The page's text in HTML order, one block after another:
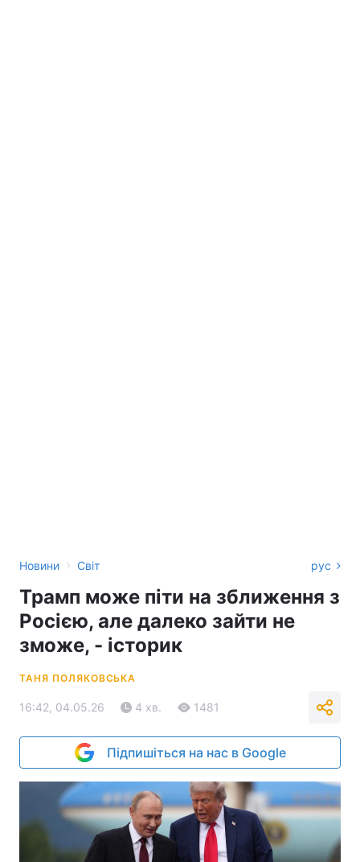
Новини › Світ рус
Трамп може піти на зближення з
Росією, але далеко зайти не
зможе, - історик
ТАНЯ ПОЛЯКОВСЬКА
16:42, 04.05.26 4 хв. 1481
Підпишіться на нас в Google